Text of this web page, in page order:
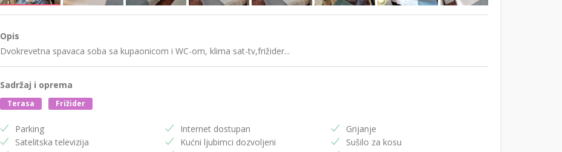
Opis
Dvokrevetna spavaca soba sa kupaonicom i WC-om, klima sat-tv,frižider...
Sadržaj i oprema
Terasa Frižider
Parking
Satelitska televizija
Internet dostupan
Kućni ljubimci dozvoljeni
Grijanje
Sušilo za kosu